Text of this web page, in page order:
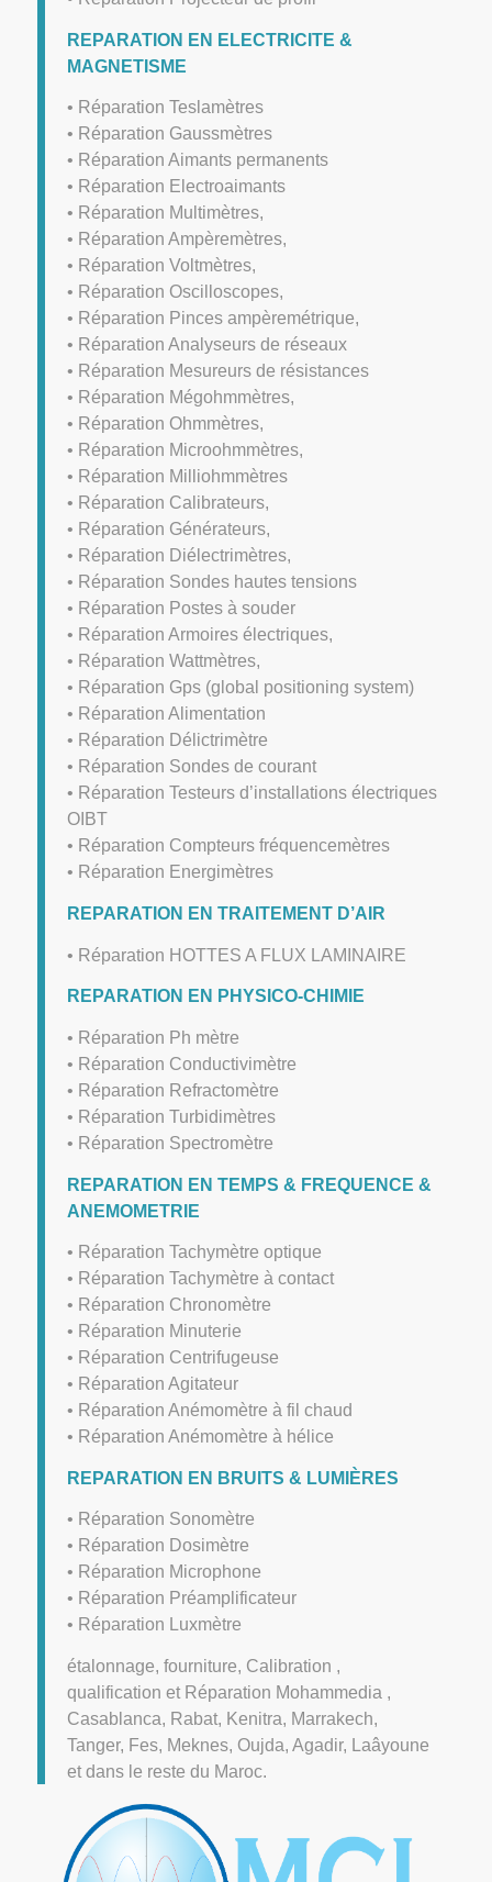
REPARATION EN ELECTRICITE &
MAGNETISME
• Réparation Teslamètres
• Réparation Gaussmètres
• Réparation Aimants permanents
• Réparation Electroaimants
• Réparation Multimètres,
• Réparation Ampèremètres,
• Réparation Voltmètres,
• Réparation Oscilloscopes,
• Réparation Pinces ampèremétrique,
• Réparation Analyseurs de réseaux
• Réparation Mesureurs de résistances
• Réparation Mégohmmètres,
• Réparation Ohmmètres,
• Réparation Microohmmètres,
• Réparation Milliohmmètres
• Réparation Calibrateurs,
• Réparation Générateurs,
• Réparation Diélectrimètres,
• Réparation Sondes hautes tensions
• Réparation Postes à souder
• Réparation Armoires électriques,
• Réparation Wattmètres,
• Réparation Gps (global positioning system)
• Réparation Alimentation
• Réparation Délictrimètre
• Réparation Sondes de courant
• Réparation Testeurs d’installations électriques
OIBT
• Réparation Compteurs fréquencemètres
• Réparation Energimètres
REPARATION EN TRAITEMENT D’AIR
• Réparation HOTTES A FLUX LAMINAIRE
REPARATION EN PHYSICO-CHIMIE
• Réparation Ph mètre
• Réparation Conductivimètre
• Réparation Refractomètre
• Réparation Turbidimètres
• Réparation Spectromètre
REPARATION EN TEMPS & FREQUENCE &
ANEMOMETRIE
• Réparation Tachymètre optique
• Réparation Tachymètre à contact
• Réparation Chronomètre
• Réparation Minuterie
• Réparation Centrifugeuse
• Réparation Agitateur
• Réparation Anémomètre à fil chaud
• Réparation Anémomètre à hélice
REPARATION EN BRUITS & LUMIÈRES
• Réparation Sonomètre
• Réparation Dosimètre
• Réparation Microphone
• Réparation Préamplificateur
• Réparation Luxmètre
étalonnage, fourniture, Calibration ,
qualification et Réparation Mohammedia ,
Casablanca, Rabat, Kenitra, Marrakech,
Tanger, Fes, Meknes, Oujda, Agadir, Laâyoune
et dans le reste du Maroc.